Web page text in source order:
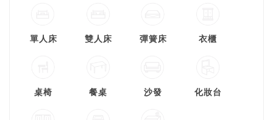
單人床 雙人床 彈簧床 衣櫃
桌椅 餐桌 沙發 化妝台